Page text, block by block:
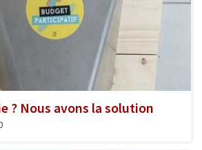
? Nous avons la solution